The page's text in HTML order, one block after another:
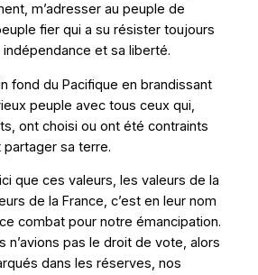
m’adresser au peuple de
fier qui a su résister toujours
et sa liberté.
fond du Pacifique en brandissant
peuple avec tous ceux qui,
ont choisi ou ont été contraints
sa terre.
que ces valeurs, les valeurs de la
de la France, c’est en leur nom
combat pour notre émancipation.
n’avions pas le droit de vote, alors
dans les réserves, nos